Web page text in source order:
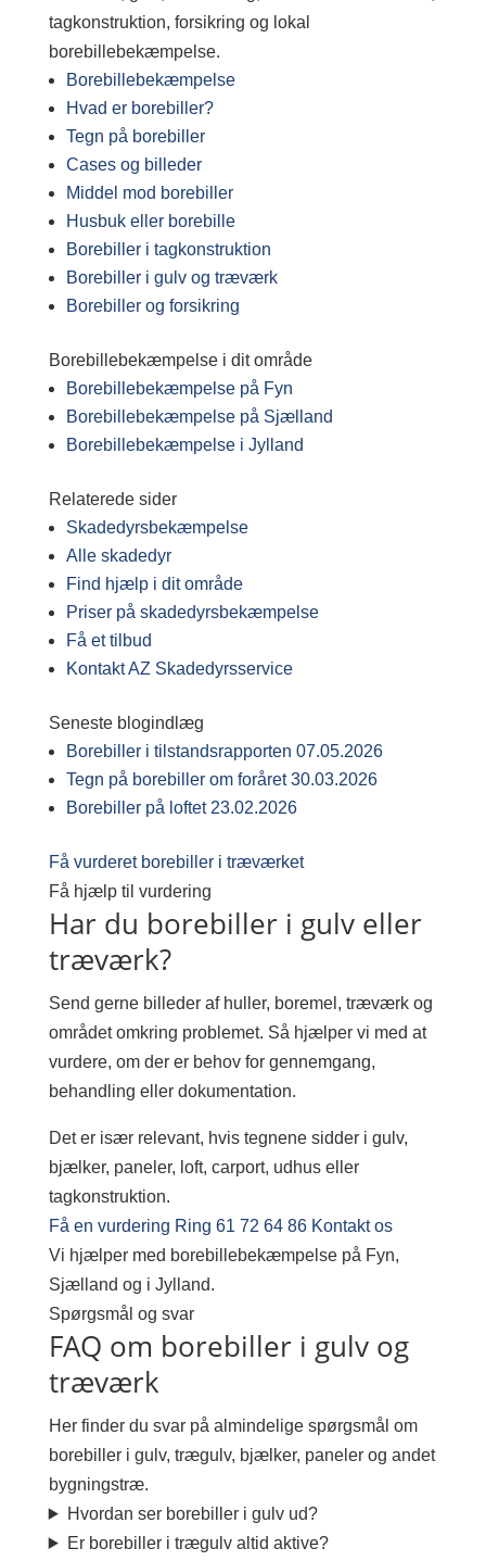
tagkonstruktion, forsikring og lokal
borebillebekæmpelse.
Borebillebekæmpelse
Hvad er borebiller?
Tegn på borebiller
Cases og billeder
Middel mod borebiller
Husbuk eller borebille
Borebiller i tagkonstruktion
Borebiller i gulv og træværk
Borebiller og forsikring
Borebillebekæmpelse i dit område
Borebillebekæmpelse på Fyn
Borebillebekæmpelse på Sjælland
Borebillebekæmpelse i Jylland
Relaterede sider
Skadedyrsbekæmpelse
Alle skadedyr
Find hjælp i dit område
Priser på skadedyrsbekæmpelse
Få et tilbud
Kontakt AZ Skadedyrsservice
Seneste blogindlæg
Borebiller i tilstandsrapporten 07.05.2026
Tegn på borebiller om foråret 30.03.2026
Borebiller på loftet 23.02.2026
Få vurderet borebiller i træværket
Få hjælp til vurdering
Har du borebiller i gulv eller
træværk?
Send gerne billeder af huller, boremel, træværk og
området omkring problemet. Så hjælper vi med at
vurdere, om der er behov for gennemgang,
behandling eller dokumentation.
Det er især relevant, hvis tegnene sidder i gulv,
bjælker, paneler, loft, carport, udhus eller
tagkonstruktion.
Få en vurdering Ring 61 72 64 86 Kontakt os
Vi hjælper med borebillebekæmpelse på Fyn,
Sjælland og i Jylland.
Spørgsmål og svar
FAQ om borebiller i gulv og
træværk
Her finder du svar på almindelige spørgsmål om
borebiller i gulv, trægulv, bjælker, paneler og andet
bygningstræ.
Hvordan ser borebiller i gulv ud?
Er borebiller i trægulv altid aktive?